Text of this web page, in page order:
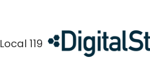
Local 119